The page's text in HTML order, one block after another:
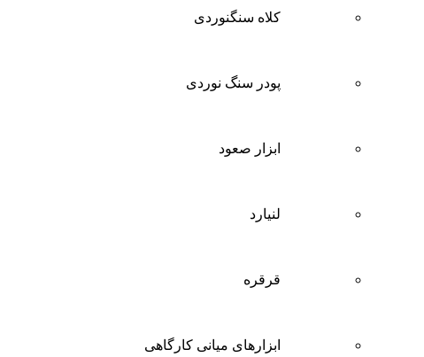
کلاه سنگنوردی
پودر سنگ نوردی
ابزار صعود
لنیارد
قرقره
ابزارهای میانی کارگاهی